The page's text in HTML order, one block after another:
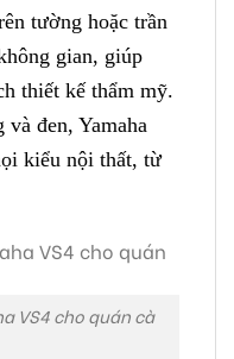
tường hoặc trần
gian, giúp
thiết kế thẩm mỹ.
đen, Yamaha
kiểu nội thất, từ
VS4 cho quán cà